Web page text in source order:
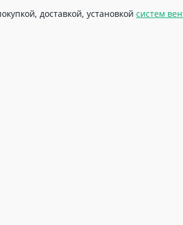
доставкой, установкой систем